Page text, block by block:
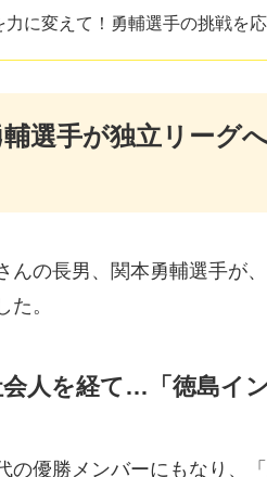
力に変えて！勇輔選手の挑戦を
選手が独立リーグ
んの長男、関本勇輔選手が
。
人を経て…「徳島イ
の優勝メンバーにもなり、